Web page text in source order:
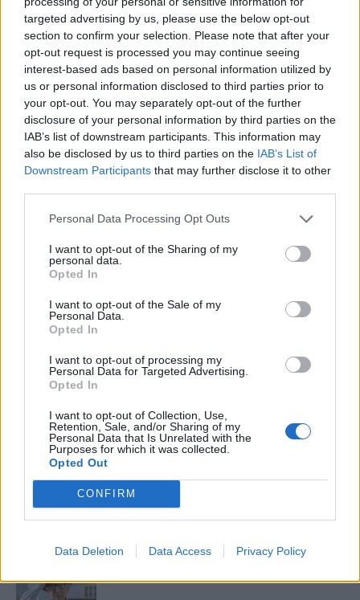
targeted advertising by us, please use the below opt-out
section to confirm your selection. Please note that after your
opt-out request is processed you may continue seeing
interest-based ads based on personal information utilized by
us or personal information disclosed to third parties prior to
your opt-out. You may separately opt-out of the further
disclosure of your personal information by third parties on the
IAB’s list of downstream participants. This information may
also be disclosed by us to third parties on the IAB’s List of
Downstream Participants that may further disclose it to other
Personal Data Processing Opt Outs
I want to opt-out of the Sharing of my
personal data.
Opted In
I want to opt-out of the Sale of my
Personal Data.
Opted In
I want to opt-out of processing my
Personal Data for Targeted Advertising.
Opted In
I want to opt-out of Collection, Use,
Retention, Sale, and/or Sharing of my
Personal Data that Is Unrelated with the
Purposes for which it was collected.
Opted Out
CONFIRM
Data Deletion Data Access Privacy Policy
Szent Genovéva, a túlélő Franciaország
jelképe
Minka 12. rész
T. szereti a fiatal lányokat 14. rész
nőknek, amikor segítséget kérnek?
A legidegesítőbb kifejezések laza
gyűjteménye
Elyna Robbs: Adéle és az örökölt árnyak